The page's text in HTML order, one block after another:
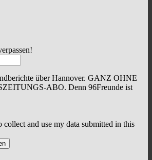
über Hannover. GANZ OHNE
ABO. Denn 96Freunde ist
collect and use my data submitted in this